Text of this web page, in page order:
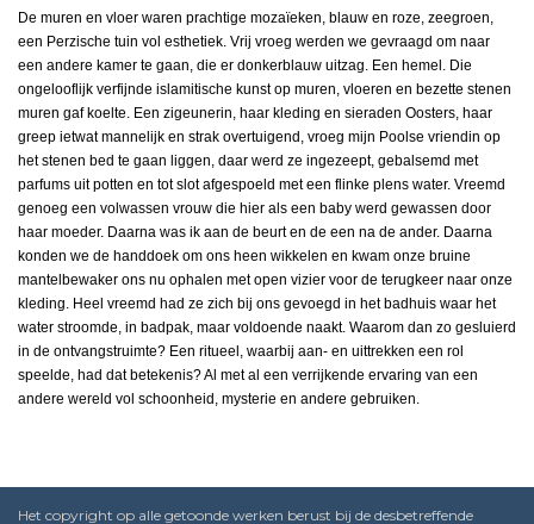
De muren en vloer waren prachtige mozaïeken, blauw en roze, zeegroen,
een Perzische tuin vol esthetiek. Vrij vroeg werden we gevraagd om naar
een andere kamer te gaan, die er donkerblauw uitzag. Een hemel. Die
ongelooflijk verfijnde islamitische kunst op muren, vloeren en bezette stenen
muren gaf koelte. Een zigeunerin, haar kleding en sieraden Oosters, haar
greep ietwat mannelijk en strak overtuigend, vroeg mijn Poolse vriendin op
het stenen bed te gaan liggen, daar werd ze ingezeept, gebalsemd met
parfums uit potten en tot slot afgespoeld met een flinke plens water. Vreemd
genoeg een volwassen vrouw die hier als een baby werd gewassen door
haar moeder. Daarna was ik aan de beurt en de een na de ander. Daarna
konden we de handdoek om ons heen wikkelen en kwam onze bruine
mantelbewaker ons nu ophalen met open vizier voor de terugkeer naar onze
kleding. Heel vreemd had ze zich bij ons gevoegd in het badhuis waar het
water stroomde, in badpak, maar voldoende naakt. Waarom dan zo gesluierd
in de ontvangstruimte? Een ritueel, waarbij aan- en uittrekken een rol
speelde, had dat betekenis? Al met al een verrijkende ervaring van een
andere wereld vol schoonheid, mysterie en andere gebruiken.
Het copyright op alle getoonde werken berust bij de desbetreffende